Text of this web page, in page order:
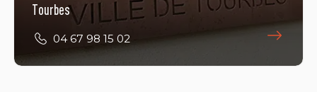
Tourbes
04 67 98 15 02